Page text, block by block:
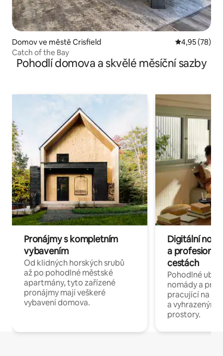
Domov ve městě Crisfield Průměrné
4,95 (78)
Catch of the Bay
Pohodlí domova a skvělé měsíční sazby
Pronájmy s kompletním
vybavením
Od klidných horských srubů
až po pohodlné městské
apartmány, tyto zařízené
pronájmy mají veškeré
vybavení domova.
Digitální
a
cestách
Pohodlné
nomády a
pracující na
a vyhrazenými
prostory.